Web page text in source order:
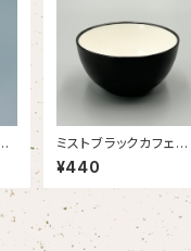
ミストブラックカフェオ
レ【OUTLET】
¥440